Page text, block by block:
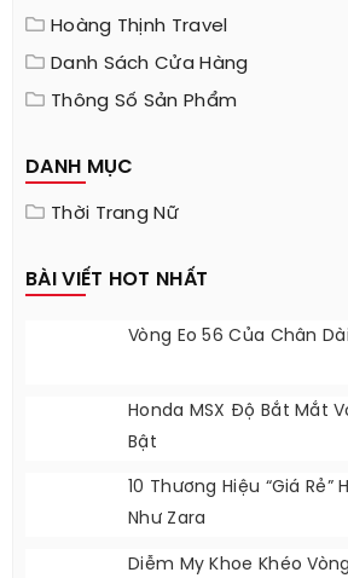
Hoàng Thịnh Travel
Danh Sách Cửa Hàng
Thông Số Sản Phẩm
DANH MỤC
Thời Trang Nữ
BÀI VIẾT HOT NHẤT
Vòng Eo 56 Của Chân
Honda MSX Độ Bắt Mắt
Bật
10 Thương Hiệu “giá Rẻ”
Như Zara
Diễm My Khoe Khéo